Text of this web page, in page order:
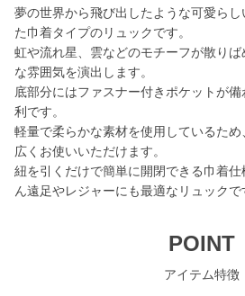
夢の世界から飛び出したような可愛ら
た巾着タイプのリュックです。
虹や流れ星、雲などのモチーフが散り
な雰囲気を演出します。
底部分にはファスナー付きポケットが
利です。
軽量で柔らかな素材を使用しているた
広くお使いいただけます。
紐を引くだけで簡単に開閉できる巾着
ん遠足やレジャーにも最適なリュックで
POINT
アイテム特徴